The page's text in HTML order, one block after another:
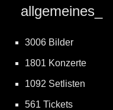
allgemeines_
3006 Bilder
1801 Konzerte
1092 Setlisten
561 Tickets